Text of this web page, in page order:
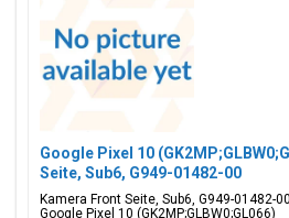
Google Pixel 10
Seite, Sub6, G949-01482-00
Kamera Front Seite, Sub6, G949-01482-
Google Pixel 10 (GK2MP;GLBW0;GL066)